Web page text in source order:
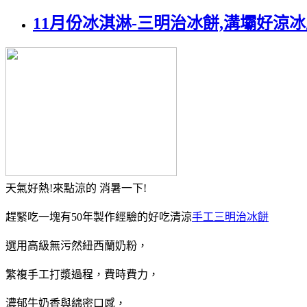
11月份冰淇淋-三明治冰餅,溝壩好涼
天氣好熱!來點涼的 消暑一下!
趕緊吃一塊有50年製作經驗的好吃清涼手工三明治冰餅
選用高級無污然紐西蘭奶粉，
繁複手工打漿過程，費時費力，
濃郁牛奶香與綿密口感，